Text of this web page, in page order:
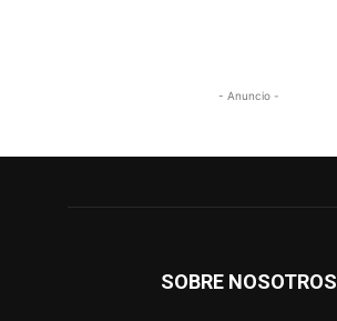
- Anuncio -
SOBRE NOSOTROS